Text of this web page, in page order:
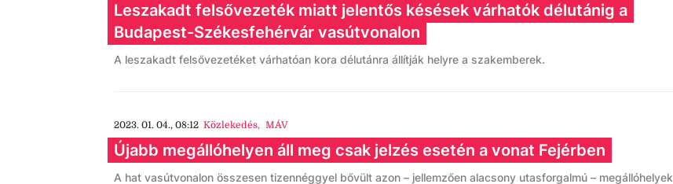
Leszakadt felsővezeték miatt jelentős késések várhatók délutánig a
Budapest-Székesfehérvár vasútvonalon
A leszakadt felsővezetéket várhatóan kora délutánra állítják helyre a szakemberek.
2023. 01. 04., 08:12 Közlekedés, MÁV
Újabb megállóhelyen áll meg csak jelzés esetén a vonat Fejérben
A hat vasútvonalon összesen tizennéggyel bővült azon – jellemzően alacsony utasforgalmú – megállóhelyek